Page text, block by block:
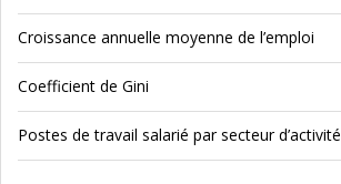
Croissance annuelle moyenne de l’emploi
Coefficient de Gini
Postes de travail salarié par secteur d’activité